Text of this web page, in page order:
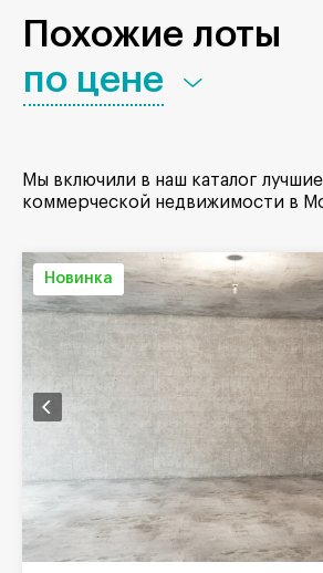
Похожие лоты
по цене
Мы включили в наш каталог
коммерческой недвижимости в
Новинка